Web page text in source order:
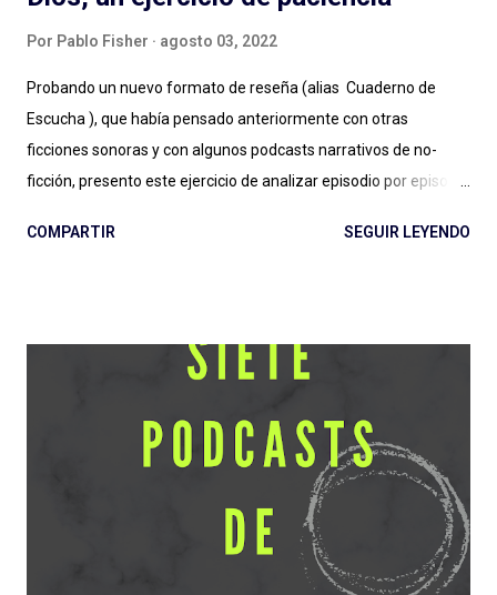
Por Pablo Fisher agosto 03, 2022
Probando un nuevo formato de reseña (alias Cuaderno de
Escucha ), que había pensado anteriormente con otras
ficciones sonoras y con algunos podcasts narrativos de no-
ficción, presento este ejercicio de analizar episodio por episodio
grande de Podium Podcast para 2022 y el regreso al guión de
partes, recordando la recomendación de escuchar antes los
también para evitar spoilers que trataré (en lo posible) de no
cometer. Escuchar: Web , Spotify , otras . Episodio 1: La Plaga
Me chocó de entrada que sea otra serie de ficción sobre
pandemias . Siento que necesitamos un respiro (de la
pandemia en la vida, primero, y del tema en general) en cuanto
COMPARTIR SEGUIR LEYENDO